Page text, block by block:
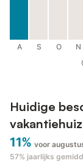
A S O N
Huidige
11% voor
57% jaarlijks